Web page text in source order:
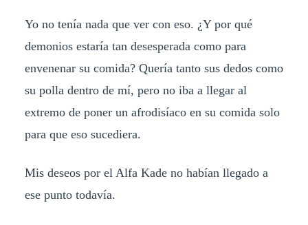
Yo no tenía nada que ver con eso. ¿Y por qué
demonios estaría tan desesperada como para
envenenar su comida? Quería tanto sus dedos como
su polla dentro de mí, pero no iba a llegar al
extremo de poner un afrodisíaco en su comida solo
para que eso sucediera.
Mis deseos por el Alfa Kade no habían llegado a
ese punto todavía.